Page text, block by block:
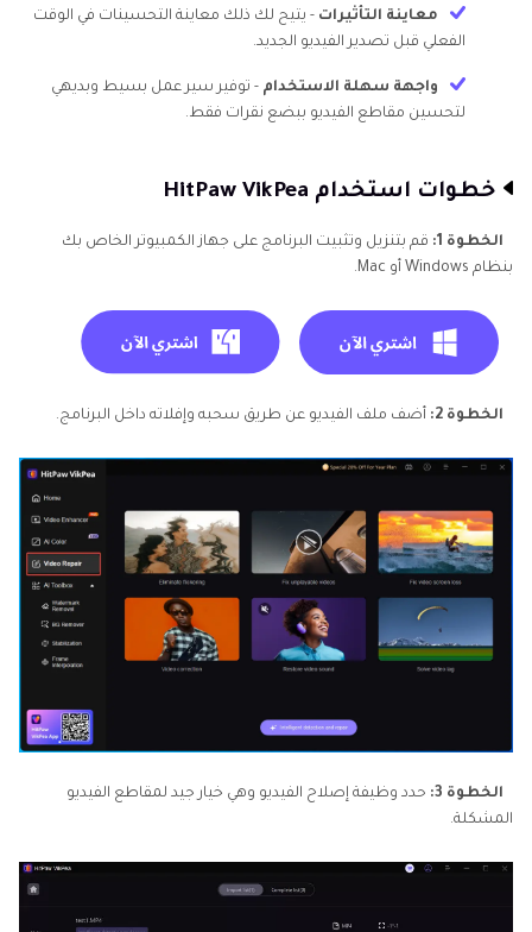
معاينة التأثيرات - يتيح لك ذلك معاينة التحسينات في الوقت
الفعلي قبل تصدير الفيديو الجديد.
واجهة سهلة الاستخدام - توفير سير عمل بسيط وبديهي
لتحسين مقاطع الفيديو ببضع نقرات فقط.
خطوات استخدام HitPaw VikPea
الخطوة 1:
قم بتنزيل وتثبيت البرنامج على جهاز الكمبيوتر الخاص بك
بنظام Windows أو Mac.
الخطوة 2: أضف ملف الفيديو عن طريق سحبه وإفلاته داخل البرنامج.
الخطوة 3:
حدد وظيفة إصلاح الفيديو وهي خيار جيد لمقاطع الفيديو
المشكلة.